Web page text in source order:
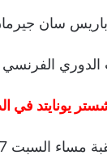
سان
يونايتد في